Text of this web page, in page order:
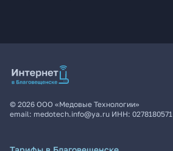
© 2026 ООО «Медовые Технологии»
email: medotech.info@ya.ru ИНН: 0278180571